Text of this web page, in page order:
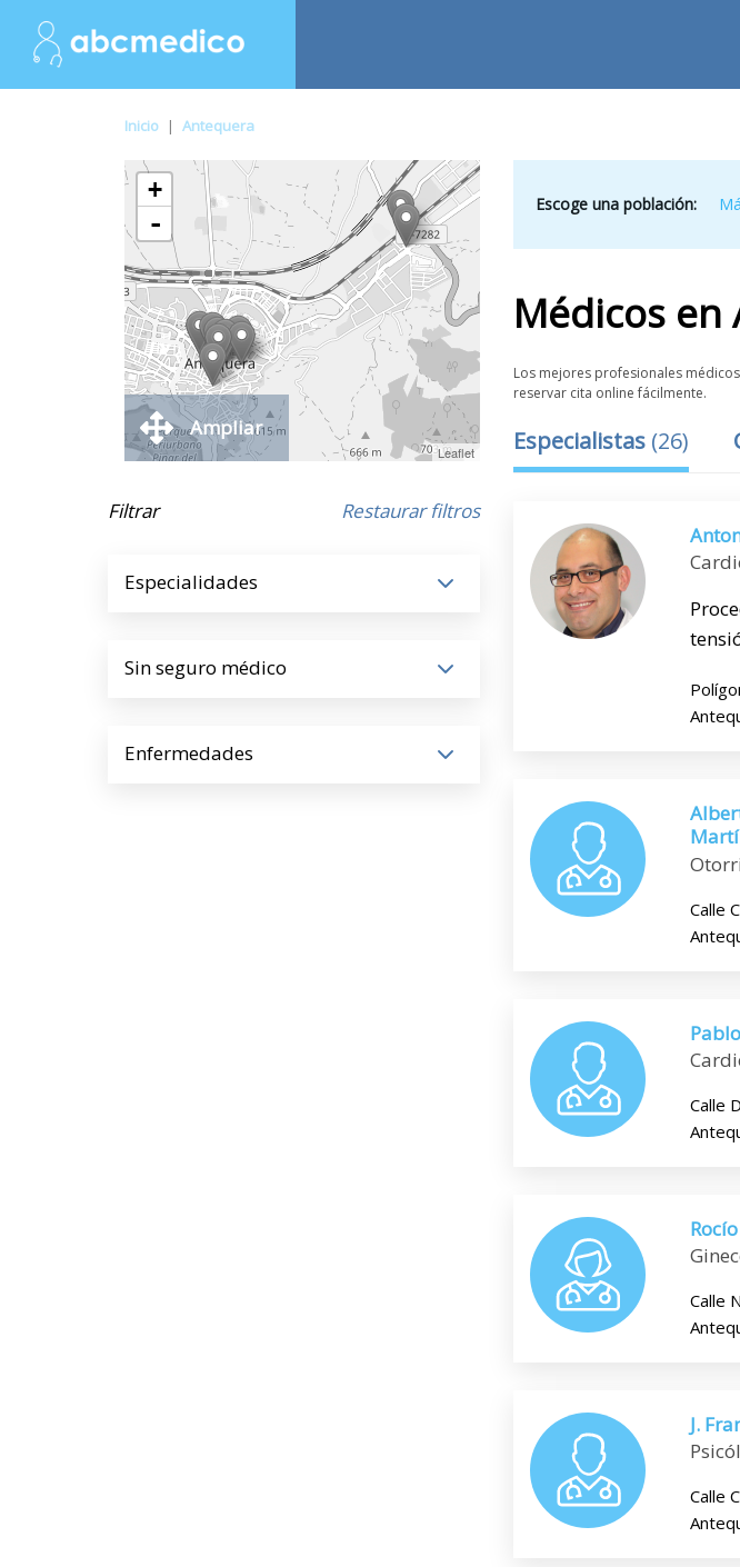
Inicio | Antequera
+
-
Leaflet
Ampliar
Filtrar Restaurar filtros
Especialidades
Sin seguro médico
Enfermedades
Escoge una población:
Médicos en
Los mejores profesionales
reservar cita online fácilmente.
Especialistas (26)
Calle
Calle
Calle
J.
Calle